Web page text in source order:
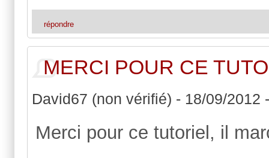
répondre
MERCI POUR CE
David67 (non vérifié) - 18/09/2012
Merci pour ce tutoriel, il